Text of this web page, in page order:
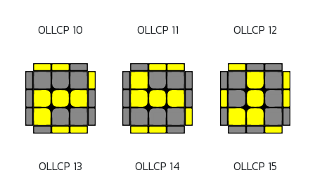
OLLCP 10 OLLCP 11 OLLCP 12
OLLCP 13 OLLCP 14 OLLCP 15